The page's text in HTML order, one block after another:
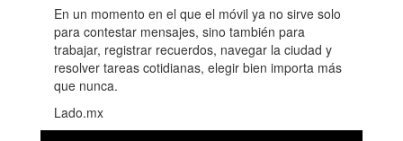
En un momento en el que el móvil ya no sirve solo
para contestar mensajes, sino también para
trabajar, registrar recuerdos, navegar la ciudad y
resolver tareas cotidianas, elegir bien importa más
que nunca.
Lado.mx